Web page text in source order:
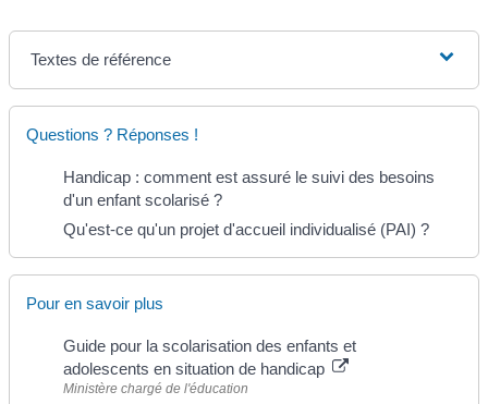
Textes de référence
Questions ? Réponses !
Handicap : comment est assuré le suivi des besoins
d'un enfant scolarisé ?
Qu'est-ce qu'un projet d'accueil individualisé (PAI) ?
Pour en savoir plus
Guide pour la scolarisation des enfants et
adolescents en situation de handicap
Ministère chargé de l'éducation